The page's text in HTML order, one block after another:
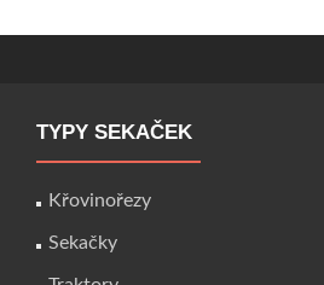
TYPY SEKAČEK
Křovinořezy
Sekačky